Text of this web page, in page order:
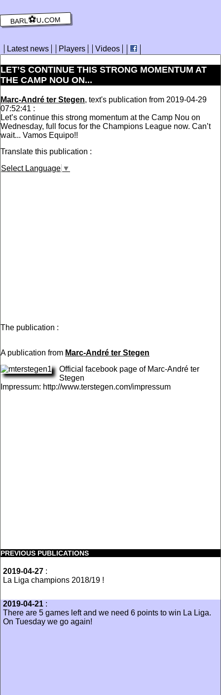
barl⚽️u.com
Latest news Players Videos
LET’S CONTINUE THIS STRONG MOMENTUM AT
THE CAMP NOU ON...
Marc-André ter Stegen, text's publication from 2019-04-29
07:52:41 :
Let’s continue this strong momentum at the Camp Nou on
Wednesday, full focus for the Champions League now. Can’t
wait... Vamos Equipo!!
Translate this publication :
Select Language ▼
The publication :
A publication from Marc-André ter Stegen
Official facebook page of Marc-André ter
Stegen
Impressum: http://www.terstegen.com/impressum
PREVIOUS PUBLICATIONS
2019-04-27 :
La Liga champions 2018/19 !
2019-04-21 :
There are 5 games left and we need 6 points to win La Liga.
On Tuesday we go again!